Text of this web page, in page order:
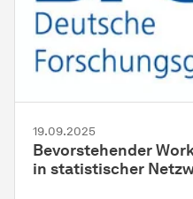
19.09.2025
Bevorstehender
in statistischer